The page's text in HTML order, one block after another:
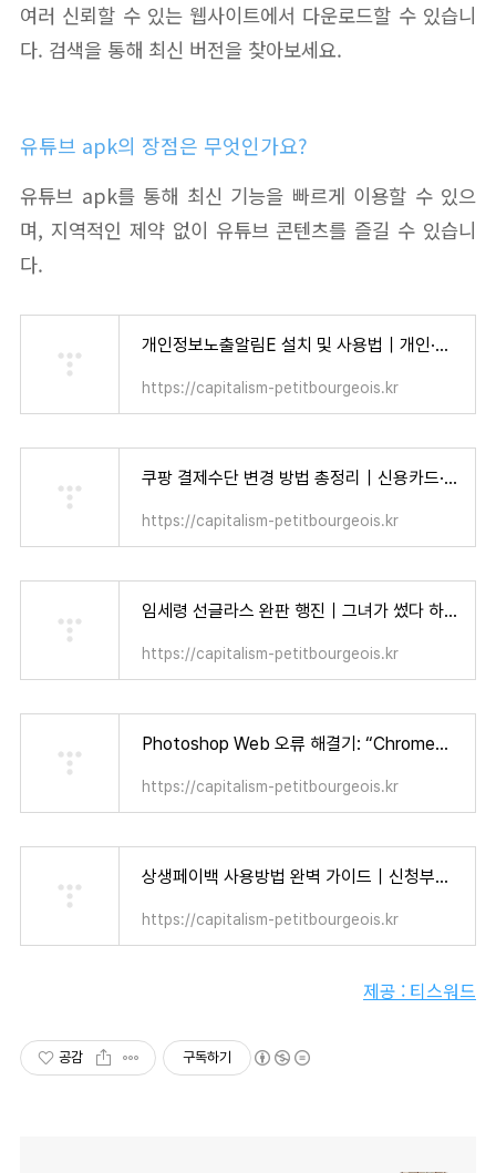
여러 신뢰할 수 있는 웹사이트에서 다운로드할 수 있습니
다. 검색을 통해 최신 버전을 찾아보세요.
유튜브 apk의 장점은 무엇인가요?
유튜브 apk를 통해 최신 기능을 빠르게 이용할 수 있으
며, 지역적인 제약 없이 유튜브 콘텐츠를 즐길 수 있습니
다.
개인정보노출알림E 설치 및 사용법｜개인·가족 모두가 알아야 할 보안 수칙 - 자본주의 소시민
https://capitalism-petitbourgeois.kr
쿠팡 결제수단 변경 방법 총정리｜신용카드·카카오페이·계좌이체까지 한 번에 설정! - 자본주의 소시민
https://capitalism-petitbourgeois.kr
임세령 선글라스 완판 행진｜그녀가 썼다 하면 품절! 인기템 리스트 총정리 - 자본주의 소시민
https://capitalism-petitbourgeois.kr
Photoshop Web 오류 해결기: “Chrome에서는 사용 가능한 디스크 용량이 제한됩니다” 눈물겨운 사투 (+ 어도비 12개월 무료 혜택!) - 자본주의 소시민
https://capitalism-petitbourgeois.kr
상생페이백 사용방법 완벽 가이드｜신청부터 사용처까지 한 번에 정리! - 자본주의 소시민
https://capitalism-petitbourgeois.kr
제공 : 티스워드
공감 구독하기